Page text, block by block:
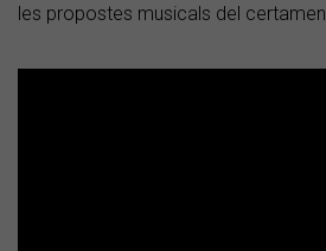
les propostes musicals del certamen.